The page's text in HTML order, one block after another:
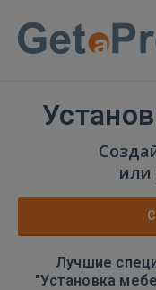
или
Лучшие
"Установка